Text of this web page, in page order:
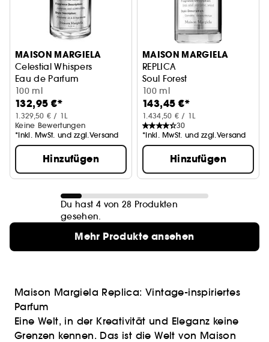
MAISON MARGIELA
Celestial Whispers
Eau de Parfum
100 ml
132,95 €*
1.329,50 € / 1L
Keine Bewertungen
*Inkl. MwSt. und zzgl.Versand
Hinzufügen
MAISON MARGIELA
REPLICA
Soul Forest
100 ml
143,45 €*
1.434,50 € / 1L
30
*Inkl. MwSt. und zzgl.Versand
Hinzufügen
Du hast 4 von 28 Produkten
gesehen.
Mehr Produkte ansehen
Maison Margiela Replica: Vintage-inspiriertes
Parfum
Eine Welt, in der Kreativität und Eleganz keine
Grenzen kennen. Das ist die Welt von Maison